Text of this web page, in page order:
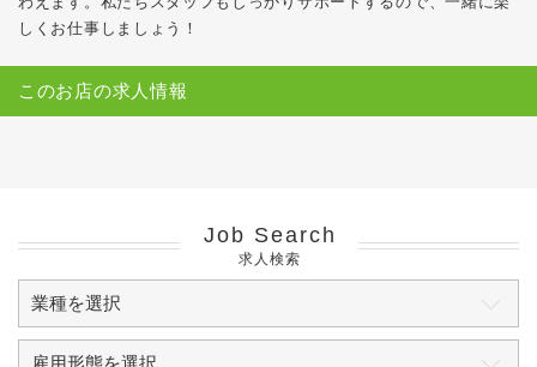
しくお仕事しましょう！
このお店の求人情報
Job Search
求人検索